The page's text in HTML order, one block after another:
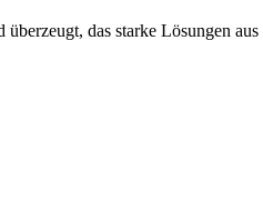
das starke Lösungen